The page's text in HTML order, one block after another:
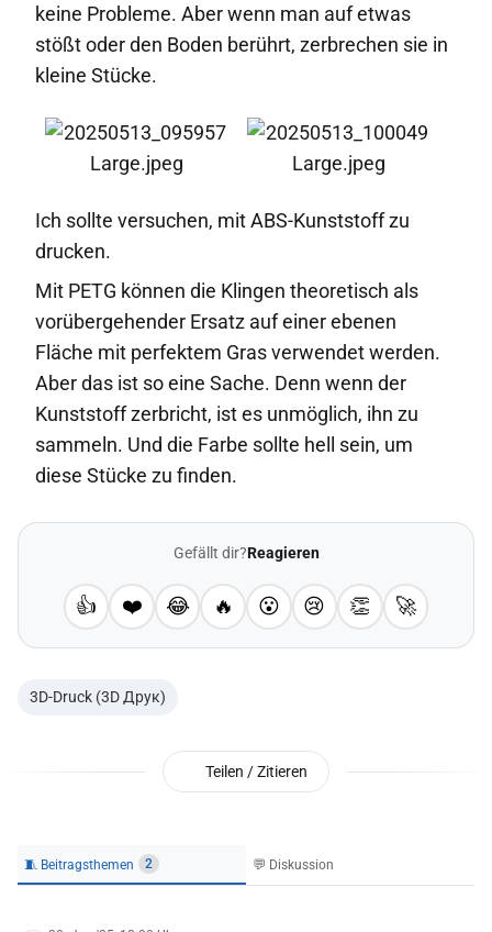
keine Probleme. Aber wenn man auf etwas
stößt oder den Boden berührt, zerbrechen sie in
kleine Stücke.
Ich sollte versuchen, mit ABS-Kunststoff zu
drucken.
Mit PETG können die Klingen theoretisch als
vorübergehender Ersatz auf einer ebenen
Fläche mit perfektem Gras verwendet werden.
Aber das ist so eine Sache. Denn wenn der
Kunststoff zerbricht, ist es unmöglich, ihn zu
sammeln. Und die Farbe sollte hell sein, um
diese Stücke zu finden.
Gefällt dir?Reagieren
👍 ❤️ 😂 🔥 😮 😢 👏 🚀
3D-Druck (3D Друк)
Teilen / Zitieren
🧵 Beitragsthemen 2 💬 Diskussion